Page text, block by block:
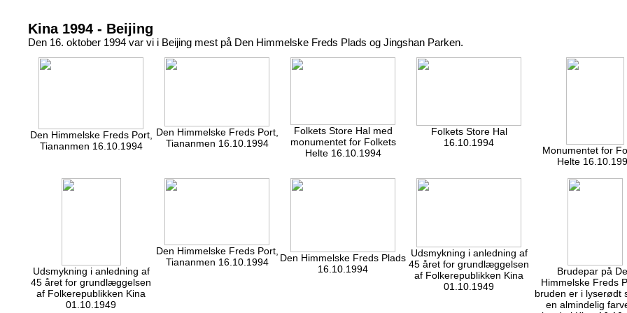
Kina 1994 - Beijing
Den 16. oktober 1994 var vi i Beijing mest på Den Himmelske Freds Plads og Jingshan Parken.
Den Himmelske Freds Port,
Tiananmen 16.10.1994
Den Himmelske Freds Port,
Tiananmen 16.10.1994
Folkets Store Hal med
monumentet for Folkets
Helte 16.10.1994
Folkets Store Hal
16.10.1994
Monumentet for
Helte
Udsmykning i anledning af
45 året for grundlæggelsen
af Folkerepublikken Kina
01.10.1949
Den Himmelske Freds Port,
Tiananmen 16.10.1994
Den Himmelske Freds Plads
16.10.1994
Udsmykning i anledning af
45 året for grundlæggelsen
af Folkerepublikken Kina
01.10.1949
Brudepar på
Himmelske Freds
bruden er i lyserødt
en almindelig